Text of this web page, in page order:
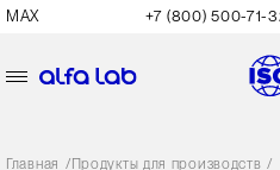
MAX +7 (800) 500-71-
Главная / Продукты для производств /